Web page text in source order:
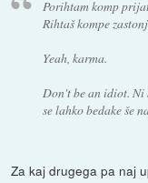
Porihtam komp
Rihtaš kompe
Yeah, karma.
Don't be an idiot. Ni
se lahko bedake še
Za kaj drugega pa naj